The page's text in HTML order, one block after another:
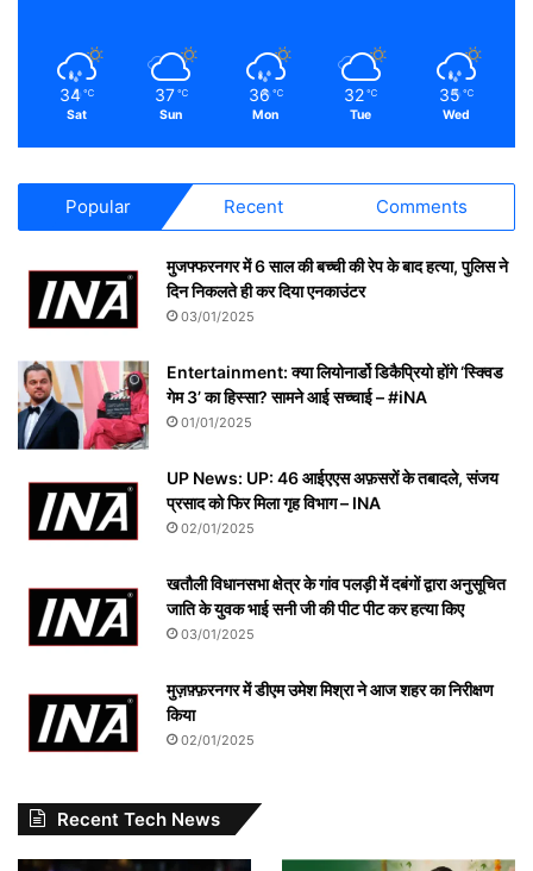
34 ℃
Sat
37 ℃
Sun
36 ℃
Mon
32 ℃
Tue
35 ℃
Wed
Popular Recent Comments
मुजफ्फरनगर में 6 साल की बच्ची की रेप के बाद हत्या, पुलिस ने
दिन निकलते ही कर दिया एनकाउंटर
03/01/2025
Entertainment: क्या लियोनार्डो डिकैप्रियो होंगे ‘स्क्विड
गेम 3’ का हिस्सा? सामने आई सच्चाई – #iNA
01/01/2025
UP News: UP: 46 आईएएस अफ़सरों के तबादले, संजय
प्रसाद को फिर मिला गृह विभाग – INA
02/01/2025
खतौली विधानसभा क्षेत्र के गांव पलड़ी में दबंगों द्वारा अनुसूचित
जाति के युवक भाई सनी जी की पीट पीट कर हत्या किए
03/01/2025
मुज़फ़्फ़रनगर में डीएम उमेश मिश्रा ने आज शहर का निरीक्षण
किया
02/01/2025
Recent Tech News